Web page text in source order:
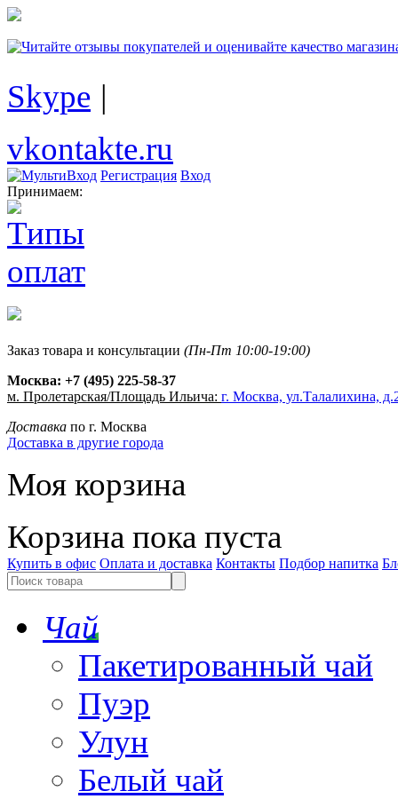
Skype |
vkontakte.ru
Регистрация Вход
Принимаем:
Заказ товара и консультации (Пн-Пт 10:00-19:00)
Москва: +7 (495) 225-58-37
м. Пролетарская/Площадь Ильича: г. Москва, ул.Талалихина,
Доставка по г. Москва
Доставка в другие города
Моя корзина
Корзина пока пуста
Купить в офис Оплата и доставка Контакты Подбор напитка
Чай
Пакетированный чай
Пуэр
Улун
Белый чай